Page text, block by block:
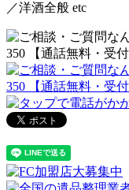
／洋酒全般 etc